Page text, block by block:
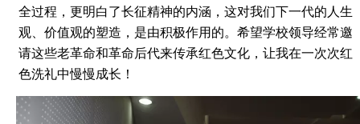
全过程，更明白了长征精神的内涵，这对我们下一代的人生
观、价值观的塑造，是由积极作用的。希望学校领导经常邀
请这些老革命和革命后代来传承红色文化，让我在一次次红
色洗礼中慢慢成长！